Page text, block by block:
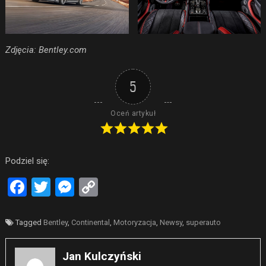
Zdjęcia: Bentley.com
5
Oceń artykuł
Podziel się:
Facebook
TwitterMessenger
Copy
Tagged Bentley, Continental Motoryzacja Newsy, superauto
Jan Kulczyński